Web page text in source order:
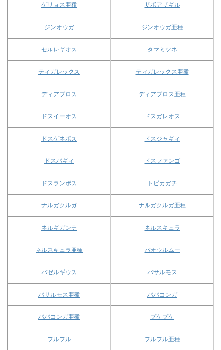
ゲリョス亜種 ザボアザギル
ジンオウガ ジンオウガ亜種
セルレギオス タマミツネ
ティガレックス ティガレックス亜種
ディアブロス ディアブロス亜種
ドスイーオス ドスガレオス
ドスゲネポス ドスジャギィ
ドスバギィ ドスファンゴ
ドスランポス トビカガチ
ナルガクルガ ナルガクルガ亜種
ネルギガンテ ネルスキュラ
ネルスキュラ亜種 パオウルムー
バゼルギウス バサルモス
バサルモス亜種 ババコンガ
ババコンガ亜種 プケプケ
フルフル フルフル亜種